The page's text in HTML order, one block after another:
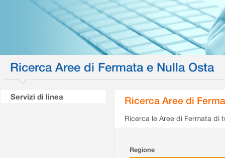
Ricerca Aree di Fermata e Nulla Osta
Servizi di linea Ricerca Aree di
Ricerca le Aree di Fermata di
Regione